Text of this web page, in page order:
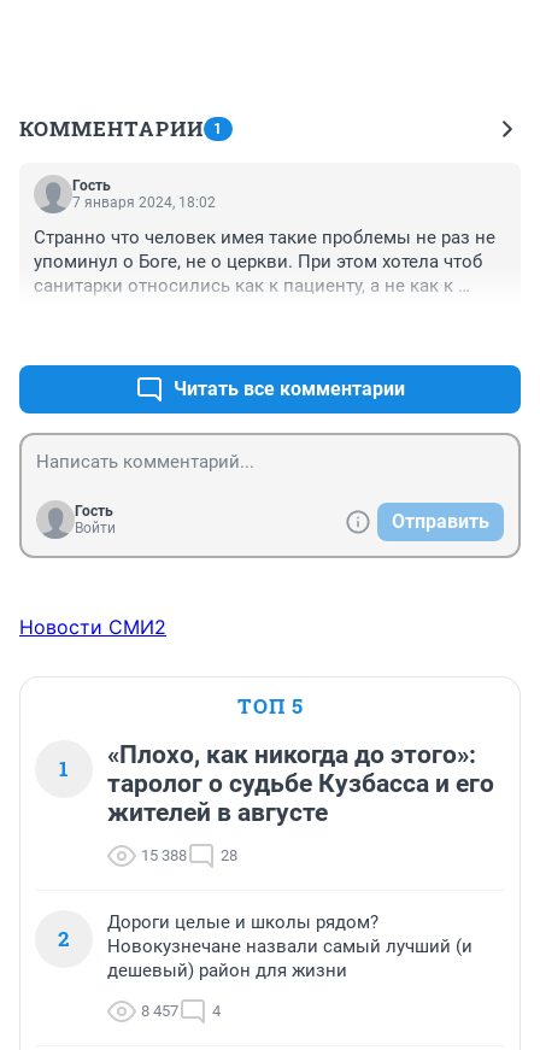
КОММЕНТАРИИ 1
Гость
7 января 2024, 18:02
Странно что человек имея такие проблемы не раз не
упоминул о Боге, не о церкви. При этом хотела чтоб
санитарки относились как к пациенту, а не как к
пойти по делам мирским.Читать все комментарии
Гость
Войти
Отправить
Новости СМИ2
ТОП 5
1
«Плохо, как никогда до этого»:
таролог о судьбе Кузбасса и его
жителей в августе
15 388 28
2
Дороги целые и школы рядом?
Новокузнечане назвали самый лучший (и
дешевый) район для жизни
8 457 4